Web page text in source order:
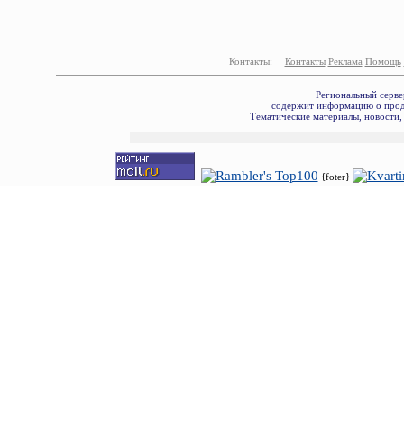
Контакты: Контакты Реклама Помощь
Региональный
содержит информацию о
Тематические материалы,
{foter}